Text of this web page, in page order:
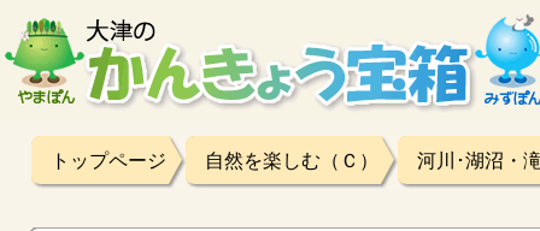
トップページ 自然を楽しむ（Ｃ） 河川･湖沼・